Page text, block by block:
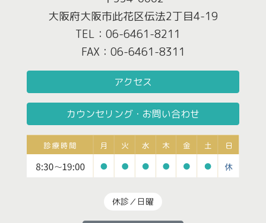
大阪府大阪市此花区伝法2丁目4-19
TEL：06-6461-8211
FAX：06-6461-8311
アクセス
カウンセリング・お問い合わせ
休診／日曜